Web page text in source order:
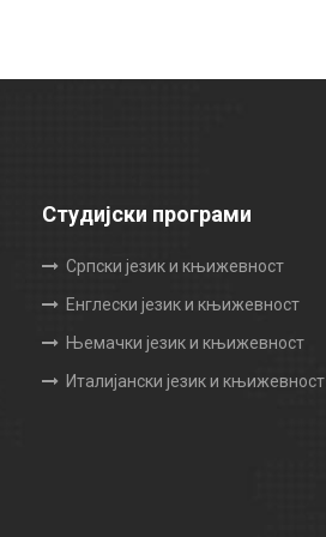
Студијски програми
Српски језик и књижевност
Енглески језик и књижевност
Њемачки језик и књижевност
Италијански језик и књижевност